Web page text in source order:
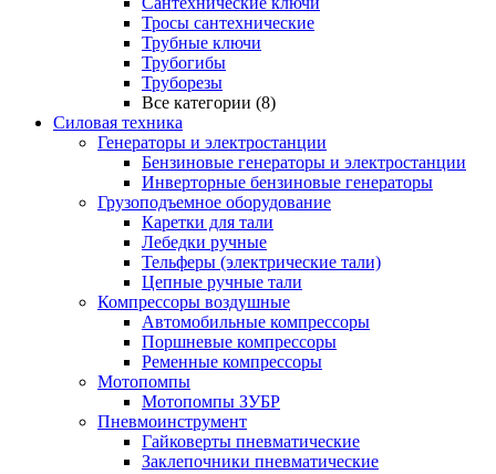
Тросы сантехнические
Трубные ключи
Трубогибы
Труборезы
Все категории (8)
Силовая техника
Генераторы и электростанции
Бензиновые генераторы и электростанции
Инверторные бензиновые генераторы
Грузоподъемное оборудование
Каретки для тали
Лебедки ручные
Тельферы (электрические тали)
Цепные ручные тали
Компрессоры воздушные
Автомобильные компрессоры
Поршневые компрессоры
Ременные компрессоры
Мотопомпы
Мотопомпы ЗУБР
Пневмоинструмент
Гайковерты пневматические
Заклепочники пневматические